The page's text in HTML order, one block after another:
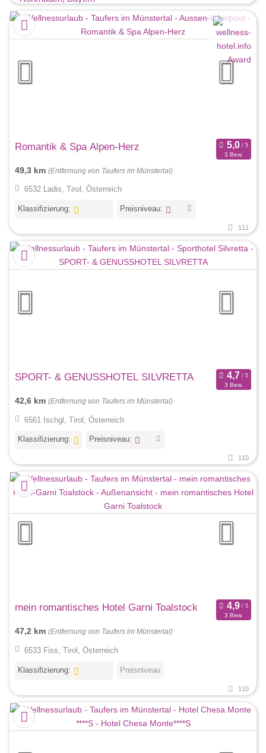
Romantik & Spa Alpen-Herz
3 Bew.
49,3 km (Entfernung von Taufers im Münstertal)
6532 Ladis, Tirol, Österreich
Klassifizierung: Preisniveau:
111
SPORT- & GENUSSHOTEL SILVRETTA
3 Bew.
42,6 km (Entfernung von Taufers im Münstertal)
6561 Ischgl, Tirol, Österreich
Klassifizierung: Preisniveau:
110
mein romantisches Hotel Garni Toalstock
3 Bew.
47,2 km (Entfernung von Taufers im Münstertal)
6533 Fiss, Tirol, Österreich
Klassifizierung: Preisniveau
110